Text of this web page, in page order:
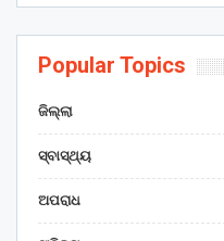
Popular Topics
ଜିଲ୍ଲା
ସ୍ବାସ୍ଥ୍ୟ
ଅପରାଧ